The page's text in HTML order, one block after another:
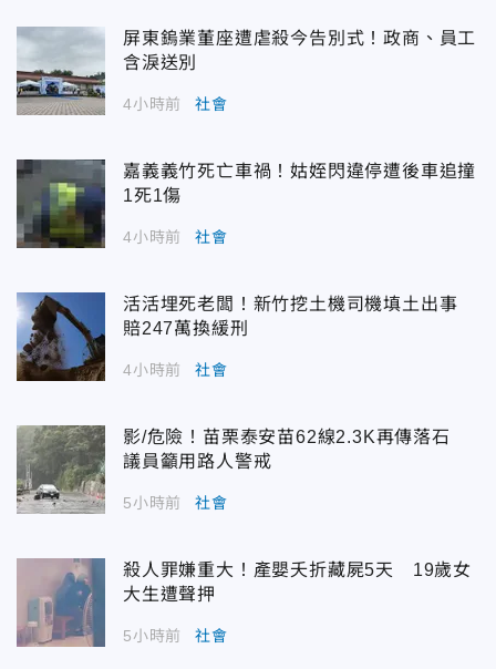
屏東鎢業董座遭虐殺今告別式！政商、員工
含淚送別
4小時前 社會
嘉義義竹死亡車禍！姑姪閃違停遭後車追撞
1死1傷
4小時前 社會
活活埋死老闆！新竹挖土機司機填土出事
賠247萬換緩刑
4小時前 社會
影/危險！苗栗泰安苗62線2.3K再傳落石
議員籲用路人警戒
5小時前 社會
殺人罪嫌重大！產嬰夭折藏屍5天 19歲女
大生遭聲押
5小時前 社會